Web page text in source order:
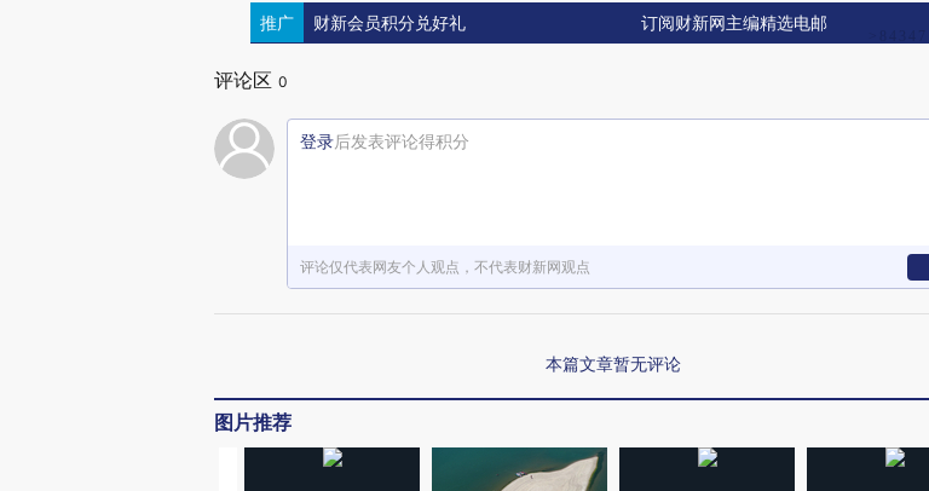
推广 财新会员积分兑好礼 订阅财新网主编精选电邮
评论区 0
登录后发表评论得积分
评论仅代表网友个人观点，不代表财新网观点
本篇文章暂无评论
图片推荐